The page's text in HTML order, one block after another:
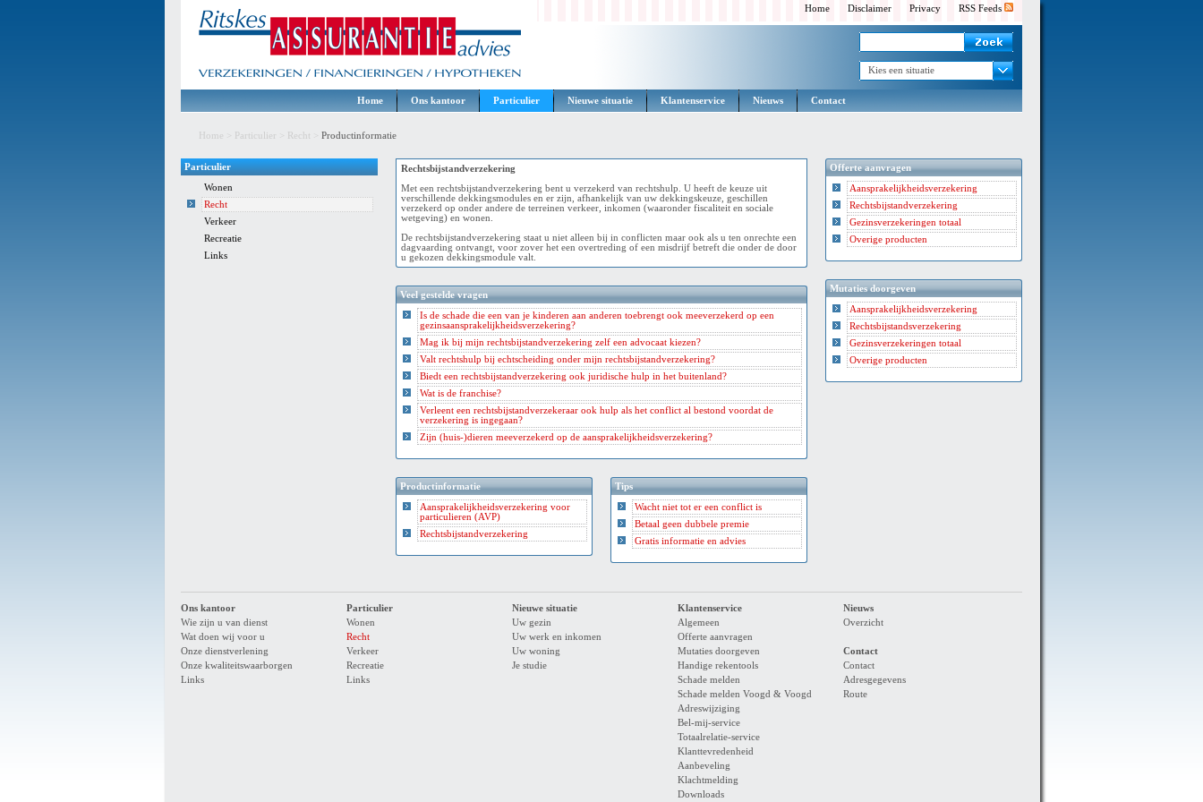
Kies een situatie
Home Disclaimer Privacy RSS Feeds
Home Ons kantoor Particulier Nieuwe situatie Klantenservice Nieuws Contact
Home Particulier Recht Productinformatie
Particulier
Wonen
Recht
Verkeer
Recreatie
Links
Rechtsbijstandverzekering
Met een rechtsbijstandverzekering bent u verzekerd van rechtshulp. U heeft de keuze uit
verschillende dekkingsmodules en er zijn, afhankelijk van uw dekkingskeuze, geschillen
verzekerd op onder andere de terreinen verkeer, inkomen (waaronder fiscaliteit en sociale
wetgeving) en wonen.
De rechtsbijstandverzekering staat u niet alleen bij in conflicten maar ook als u ten onrechte een
dagvaarding ontvangt, voor zover het een overtreding of een misdrijf betreft die onder de door
u gekozen dekkingsmodule valt.
Veel gestelde vragen
Is de schade die een van je kinderen aan anderen toebrengt ook meeverzekerd op een
gezinsaansprakelijkheidsverzekering?
Mag ik bij mijn rechtsbijstandverzekering zelf een advocaat kiezen?
Valt rechtshulp bij echtscheiding onder mijn rechtsbijstandverzekering?
Biedt een rechtsbijstandverzekering ook juridische hulp in het buitenland?
Wat is de franchise?
Verleent een rechtsbijstandverzekeraar ook hulp als het conflict al bestond voordat de
verzekering is ingegaan?
Zijn (huis-)dieren meeverzekerd op de aansprakelijkheidsverzekering?
Productinformatie
Aansprakelijkheidsverzekering voor
particulieren (AVP)
Rechtsbijstandverzekering
Tips
Wacht niet tot er een conflict is
Betaal geen dubbele premie
Gratis informatie en advies
Offerte aanvragen
Aansprakelijkheidsverzekering
Rechtsbijstandverzekering
Gezinsverzekeringen totaal
Overige producten
Mutaties doorgeven
Aansprakelijkheidsverzekering
Rechtsbijstandsverzekering
Gezinsverzekeringen totaal
Overige producten
Ons kantoor
Wie zijn u van dienst
Wat doen wij voor u
Onze dienstverlening
Onze kwaliteitswaarborgen
Links
Particulier
Wonen
Recht
Verkeer
Recreatie
Links
Nieuwe situatie
Uw gezin
Uw werk en inkomen
Uw woning
Je studie
Klantenservice
Algemeen
Offerte aanvragen
Mutaties doorgeven
Handige rekentools
Schade melden
Schade melden Voogd & Voogd
Adreswijziging
Bel-mij-service
Totaalrelatie-service
Klanttevredenheid
Aanbeveling
Klachtmelding
Downloads
Nieuws
Overzicht
Contact
Contact
Adresgegevens
Route